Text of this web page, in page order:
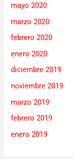
mayo 2020
marzo 2020
febrero 2020
enero 2020
diciembre 2019
noviembre 2019
marzo 2019
febrero 2019
enero 2019